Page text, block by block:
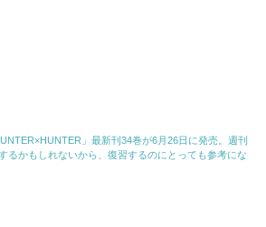
」最新刊34巻が6月26日に発売。週刊
るかもしれないから、復習するのにとっても参考にな